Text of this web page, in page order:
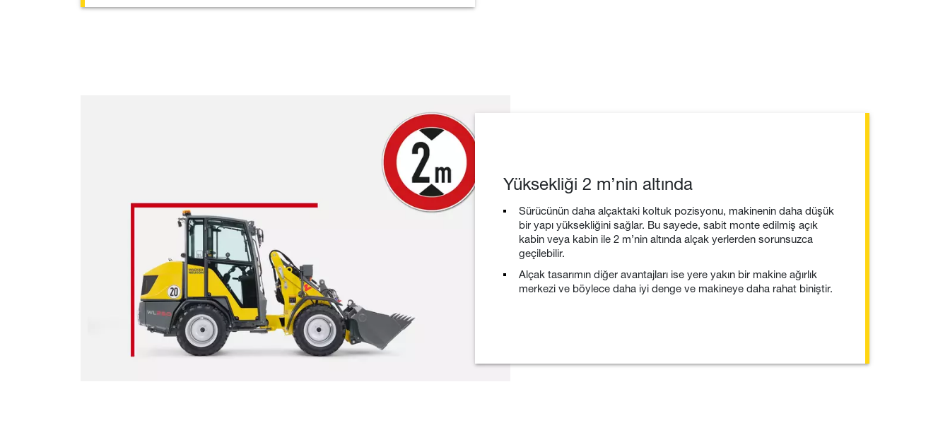
Yüksekliği 2 m’nin altında
Sürücünün daha alçaktaki koltuk pozisyonu, makinenin daha düşük
bir yapı yüksekliğini sağlar. Bu sayede, sabit monte edilmiş açık
kabin veya kabin ile 2 m’nin altında alçak yerlerden sorunsuzca
geçilebilir.
Alçak tasarımın diğer avantajları ise yere yakın bir makine ağırlık
merkezi ve böylece daha iyi denge ve makineye daha rahat biniştir.